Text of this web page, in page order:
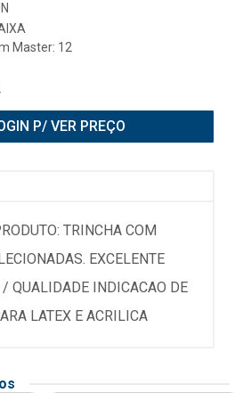
Master: 12
P/ VER PREÇO
TRINCHA COM
EXCELENTE
/ QUALIDADE INDICACAO DE
LATEX E ACRILICA